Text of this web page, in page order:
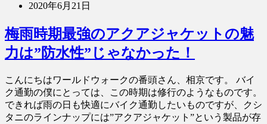
2020年6月21日
梅雨時期最強のアクアジャケットの魅
力は”防水性”じゃなかった！
こんにちはワールドウォークの番頭さん、相京です。 バイ
ク通勤の僕にとっては、この時期は修行のようなものです。
できれば雨の日も快適にバイク通勤したいものですが、クシ
タニのラインナップには”アクアジャケット”という製品が存